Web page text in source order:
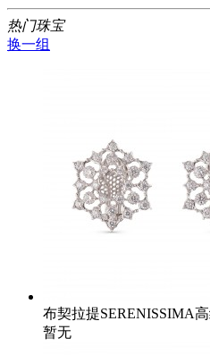
热门珠宝
换一组
布契拉提SERENISSIMA
暂无